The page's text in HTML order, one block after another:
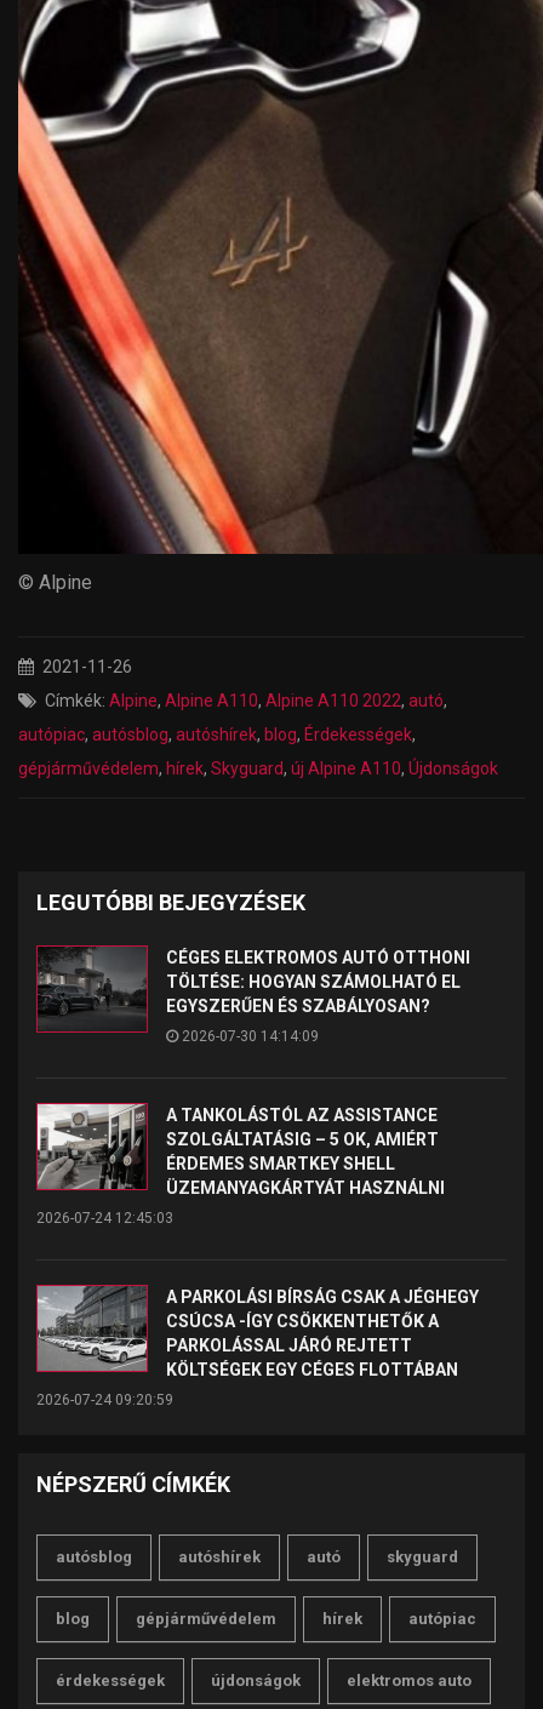
© Alpine
2021-11-26
Címkék: Alpine, Alpine A110, Alpine A110 2022, autó,
autópiac, autósblog, autóshírek, blog, Érdekességek,
gépjárművédelem, hírek, Skyguard, új Alpine A110, Újdonságok
LEGUTÓBBI BEJEGYZÉSEK
CÉGES ELEKTROMOS AUTÓ OTTHONI
TÖLTÉSE: HOGYAN SZÁMOLHATÓ EL
EGYSZERŰEN ÉS SZABÁLYOSAN?
2026-07-30 14:14:09
A TANKOLÁSTÓL AZ ASSISTANCE
SZOLGÁLTATÁSIG – 5 OK, AMIÉRT
ÉRDEMES SMARTKEY SHELL
ÜZEMANYAGKÁRTYÁT HASZNÁLNI
2026-07-24 12:45:03
A PARKOLÁSI BÍRSÁG CSAK A JÉGHEGY
CSÚCSA -ÍGY CSÖKKENTHETŐK A
PARKOLÁSSAL JÁRÓ REJTETT
KÖLTSÉGEK EGY CÉGES FLOTTÁBAN
2026-07-24 09:20:59
NÉPSZERŰ CÍMKÉK
autósblog autóshírek autó skyguard
blog gépjárművédelem hírek autópiac
érdekességek újdonságok elektromos auto